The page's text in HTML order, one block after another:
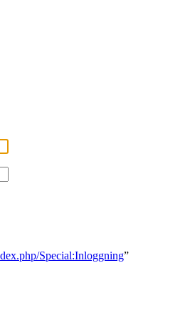
Special:Inloggning”